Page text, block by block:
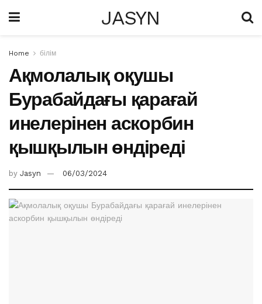
JASYN
Home білім
Ақмолалық оқушы
Бурабайдағы қарағай
инелерінен аскорбин
қышқылын өндіреді
by Jasyn 06/03/2024